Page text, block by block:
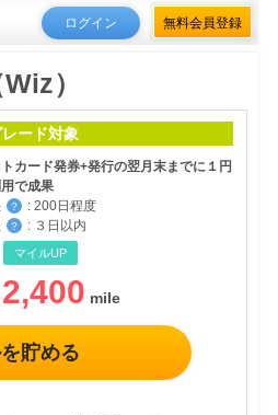
ログイン 無料会員登録
）
レード対象
カード発券+発行の翌月末までに１円
で成果
？ : 200日程度
？ : ３日以内
マイルUP
2,400
貯める